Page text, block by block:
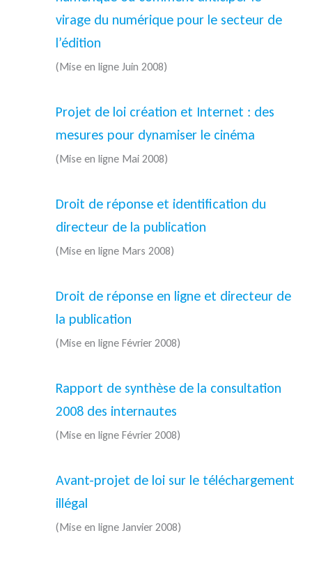
virage du numérique pour le secteur de
l’édition
(Mise en ligne Juin 2008)
Projet de loi création et Internet : des
mesures pour dynamiser le cinéma
(Mise en ligne Mai 2008)
Droit de réponse et identification du
directeur de la publication
(Mise en ligne Mars 2008)
Droit de réponse en ligne et directeur de
la publication
(Mise en ligne Février 2008)
Rapport de synthèse de la consultation
2008 des internautes
(Mise en ligne Février 2008)
Avant-projet de loi sur le téléchargement
illégal
(Mise en ligne Janvier 2008)